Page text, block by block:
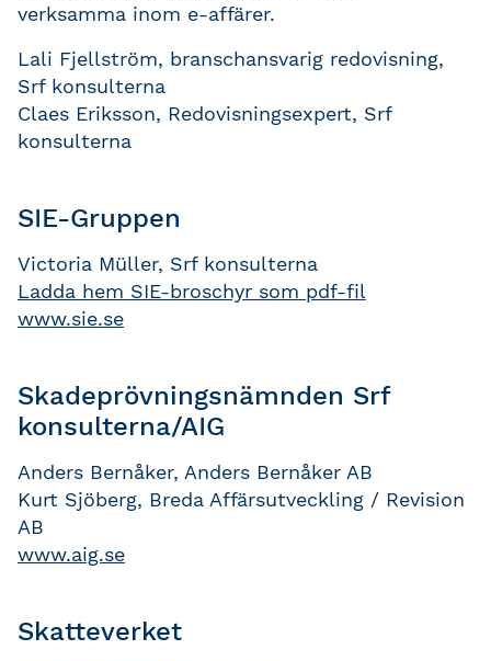
verksamma inom e-affärer.
Lali Fjellström, branschansvarig redovisning,
Srf konsulterna
Claes Eriksson, Redovisningsexpert, Srf
konsulterna
SIE-Gruppen
Victoria Müller, Srf konsulterna
Ladda hem SIE-broschyr som pdf-fil
www.sie.se
Skadeprövningsnämnden Srf
konsulterna/AIG
Anders Bernåker, Anders Bernåker AB
Kurt Sjöberg, Breda Affärsutveckling / Revision
AB
www.aig.se
Skatteverket